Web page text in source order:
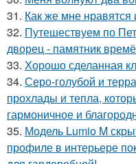
31. Как же мне нравятся
32. Путешествуем по
дворец - памятник
33. Хорошо сделанная
34. Серо-голубой и
прохлады и тепла,
гармоничное и
35. Модель Lumio M
профиле в интерьере